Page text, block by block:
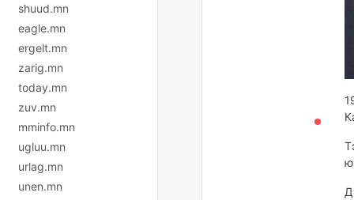
shuud.mn
eagle.mn
ergelt.mn
zarig.mn
today.mn
zuv.mn
mminfo.mn
ugluu.mn
urlag.mn
unen.mn